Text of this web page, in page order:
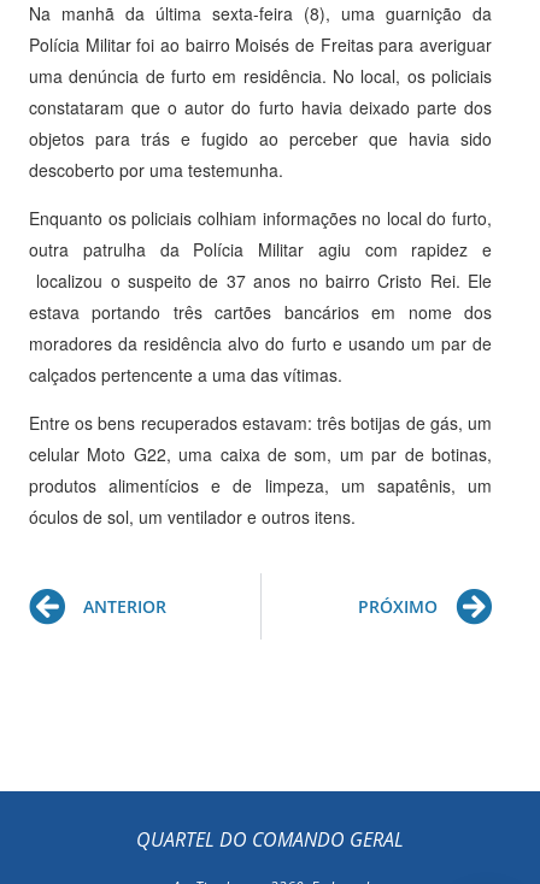
Na manhã da última sexta-feira (8), uma guarnição da
Polícia Militar foi ao bairro Moisés de Freitas para averiguar
uma denúncia de furto em residência. No local, os policiais
constataram que o autor do furto havia deixado parte dos
objetos para trás e fugido ao perceber que havia sido
descoberto por uma testemunha.
Enquanto os policiais colhiam informações no local do furto,
outra patrulha da Polícia Militar agiu com rapidez e
localizou o suspeito de 37 anos no bairro Cristo Rei. Ele
estava portando três cartões bancários em nome dos
moradores da residência alvo do furto e usando um par de
calçados pertencente a uma das vítimas.
Entre os bens recuperados estavam: três botijas de gás, um
celular Moto G22, uma caixa de som, um par de botinas,
produtos alimentícios e de limpeza, um sapatênis, um
óculos de sol, um ventilador e outros itens.
Prev
ANTERIOR PRÓXIMO
QUARTEL DO COMANDO GERAL